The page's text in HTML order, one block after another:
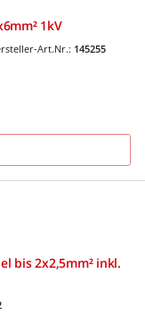
1kV
Art.Nr.: 145255
bis 2x2,5mm² inkl.